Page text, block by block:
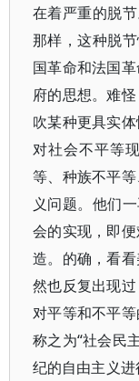
在着严重的脱
那样，这种脱
国革命和法国
府的思想。难
吹某种更具实
对社会不平等
等、种族不平
义问题。他们
会的实现，即
造。的确，看
然也反复出现
对平等和不平
称之为“社会民
纪的自由主义